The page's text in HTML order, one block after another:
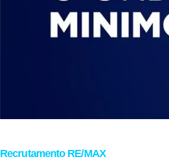
Recrutamento RE/MAX